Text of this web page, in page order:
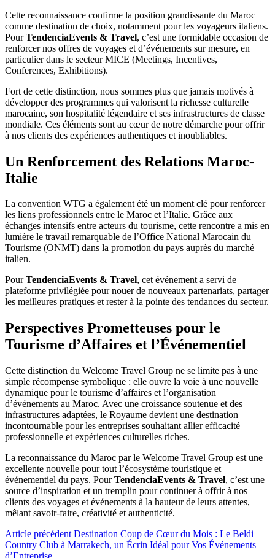
Cette reconnaissance confirme la position grandissante du Maroc
comme destination de choix, notamment pour les voyageurs italiens.
PourTendenciaEvents & Travel, c’est une formidable occasion de
renforcer nos offres de voyages et d’événements sur mesure, en
particulier dans le secteur MICE (Meetings, Incentives,
Conferences, Exhibitions).
Fort de cette distinction, nous sommes plus que jamais motivés à
développer des programmes qui valorisent la richesse culturelle
marocaine, son hospitalité légendaire et ses infrastructures de classe
mondiale. Ces éléments sont au cœur de notre démarche pour offrir
à nos clients des expériences authentiques et inoubliables.
Un Renforcement des Relations Maroc-
Italie
La convention WTG a également été un moment clé pour renforcer
les liens professionnels entre le Maroc et l’Italie. Grâce aux
échanges intensifs entre acteurs du tourisme, cette rencontre a mis en
lumière le travail remarquable de l’Office National Marocain du
Tourisme (ONMT) dans la promotion du pays auprès du marché
italien.
PourTendenciaEvents & Travel, cet événement a servi de
plateforme privilégiée pour nouer de nouveaux partenariats, partager
les meilleures pratiques et rester à la pointe des tendances du secteur.
Perspectives Prometteuses pour le
Tourisme d’Affaires et l’Événementiel
Cette distinction du Welcome Travel Group ne se limite pas à une
simple récompense symbolique : elle ouvre la voie à une nouvelle
dynamique pour le tourisme d’affaires et l’organisation
d’événements au Maroc. Avec une croissance soutenue et des
infrastructures adaptées, le Royaume devient une destination
incontournable pour les entreprises souhaitant allier efficacité
professionnelle et expériences culturelles riches.
La reconnaissance du Maroc par le Welcome Travel Group est une
excellente nouvelle pour tout l’écosystème touristique et
événementiel du pays. PourTendenciaEvents & Travel, c’est une
source d’inspiration et un tremplin pour continuer à offrir à nos
clients des voyages et événements à la hauteur de leurs attentes,
mêlant savoir-faire, créativité et authenticité.
Article précédent Destination Coup de Cœur du Mois : Le Beldi
Country Club à Marrakech, un Écrin Idéal pour Vos Événements